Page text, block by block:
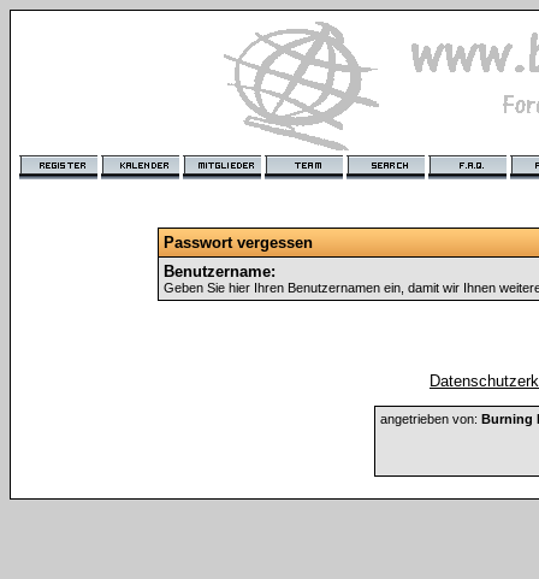
Passwort vergessen
Benutzername:
Geben Sie hier Ihren Benutzernamen ein, damit wir Ihnen
angetrieben von: Burning